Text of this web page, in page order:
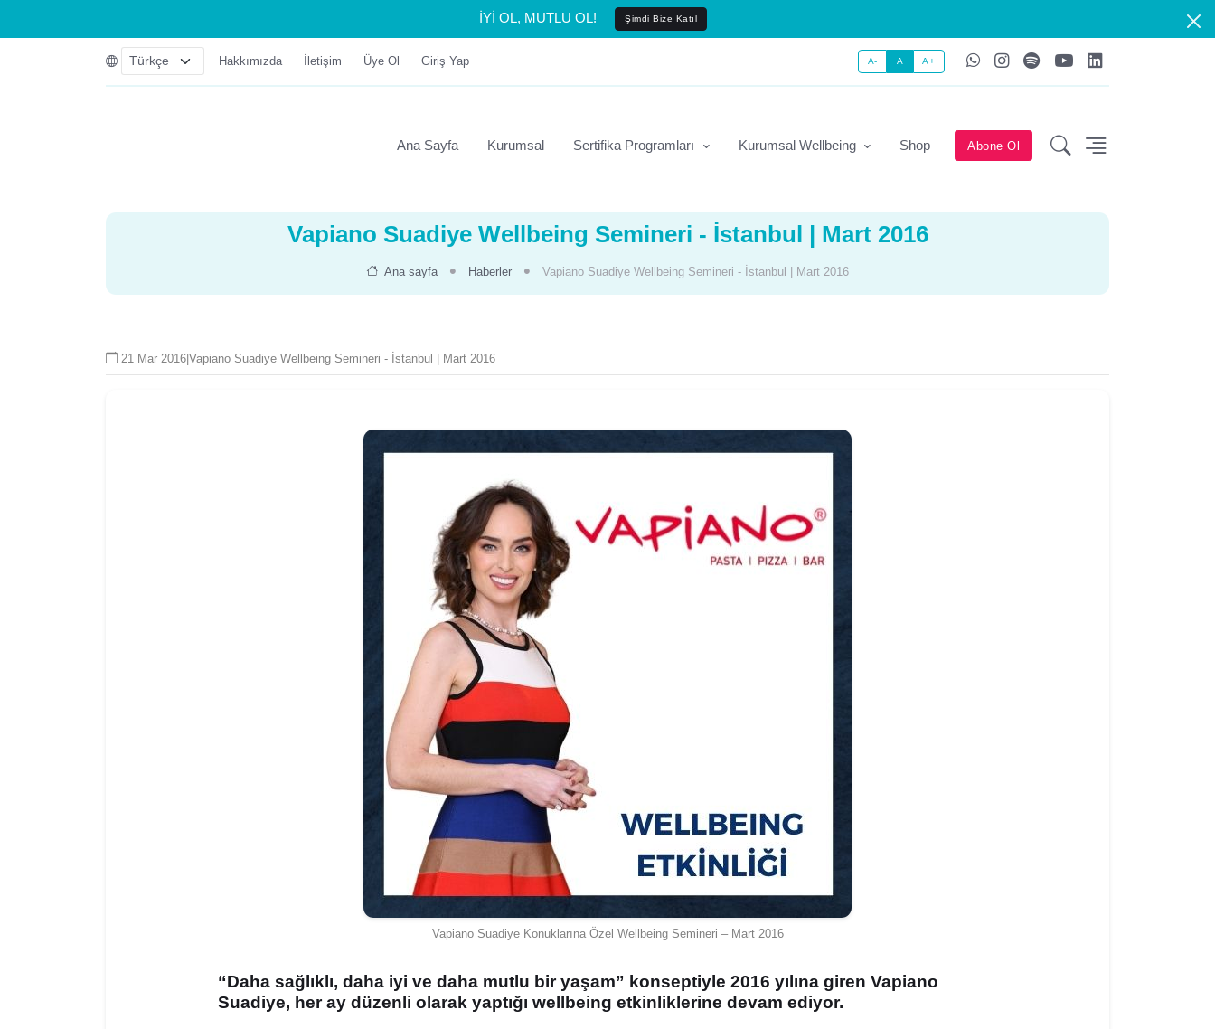
İYİ OL, MUTLU OL! Şimdi Bize Katıl
Hakkımızda İletişim Üye Ol Giriş Yap A- A A+
Ana Sayfa Kurumsal Sertifika Programları Kurumsal Wellbeing Shop Abone Ol
Vapiano Suadiye Wellbeing Semineri - İstanbul | Mart 2016
Ana sayfa Haberler Vapiano Suadiye Wellbeing Semineri - İstanbul | Mart 2016
21 Mar 2016|Vapiano Suadiye Wellbeing Semineri - İstanbul | Mart 2016
Vapiano Suadiye Konuklarına Özel Wellbeing Semineri – Mart 2016
“Daha sağlıklı, daha iyi ve daha mutlu bir yaşam” konseptiyle 2016 yılına giren Vapiano
Suadiye, her ay düzenli olarak yaptığı wellbeing etkinliklerine devam ediyor.